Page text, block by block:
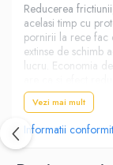
Reducerea
acelasi timp cu
pornirii la rece fac
extinse de schimb
lucru. Economia
mediului
Utilizari/Aplicatii
RAVENOL DXG
destinat utilizarii in
Vezi mai mult
Informatii